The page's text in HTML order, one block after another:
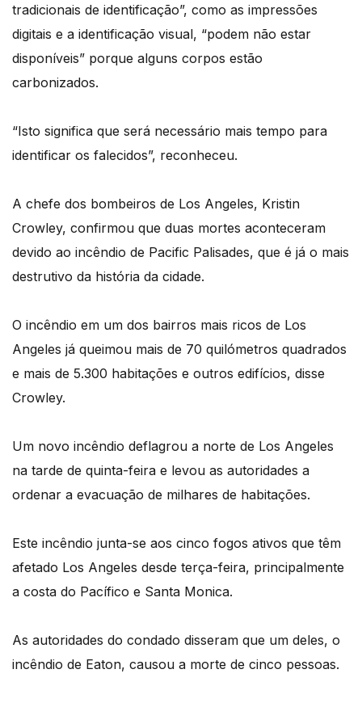
tradicionais de identificação”, como as impressões
digitais e a identificação visual, “podem não estar
disponíveis” porque alguns corpos estão
carbonizados.
“Isto significa que será necessário mais tempo para
identificar os falecidos”, reconheceu.
A chefe dos bombeiros de Los Angeles, Kristin
Crowley, confirmou que duas mortes aconteceram
devido ao incêndio de Pacific Palisades, que é já o mais
destrutivo da história da cidade.
O incêndio em um dos bairros mais ricos de Los
Angeles já queimou mais de 70 quilómetros quadrados
e mais de 5.300 habitações e outros edifícios, disse
Crowley.
Um novo incêndio deflagrou a norte de Los Angeles
na tarde de quinta-feira e levou as autoridades a
ordenar a evacuação de milhares de habitações.
Este incêndio junta-se aos cinco fogos ativos que têm
afetado Los Angeles desde terça-feira, principalmente
a costa do Pacífico e Santa Monica.
As autoridades do condado disseram que um deles, o
incêndio de Eaton, causou a morte de cinco pessoas.